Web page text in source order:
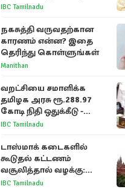
IBC Tamilnadu
நகசுத்தி வருவதற்கான
காரணம் என்ன? இதை
தெரிந்து கொள்ளுங்கள்
Manithan
வறட்சியை சமாளிக்க
தமிழக அரசு ரூ.288.97
கோடி நிதி ஒதுக்கீடு -
வெளியான அரசாணை
IBC Tamilnadu
டாஸ்மாக் கடைகளில்
கூடுதல் கட்டணம்
வசூலித்தால் வழக்கு:
சென்னை உயர்நீதிமன்றம்
IBC Tamilnadu